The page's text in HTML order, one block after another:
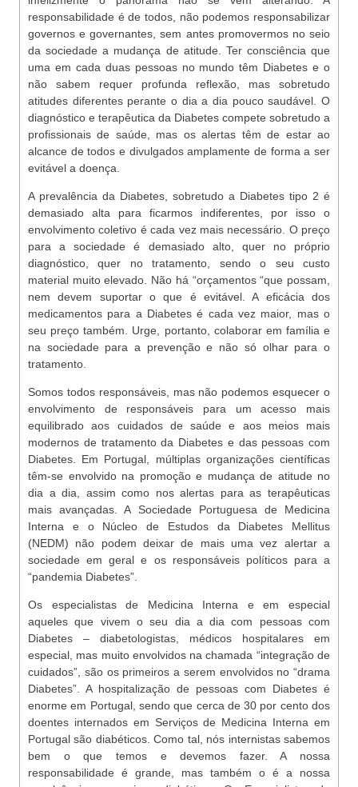
responsabilidade é de todos, não podemos responsabilizar
governos e governantes, sem antes promovermos no seio
da sociedade a mudança de atitude. Ter consciência que
uma em cada duas pessoas no mundo têm Diabetes e o
não sabem requer profunda reflexão, mas sobretudo
atitudes diferentes perante o dia a dia pouco saudável. O
diagnóstico e terapêutica da Diabetes compete sobretudo a
profissionais de saúde, mas os alertas têm de estar ao
alcance de todos e divulgados amplamente de forma a ser
evitável a doença.
A prevalência da Diabetes, sobretudo a Diabetes tipo 2 é
demasiado alta para ficarmos indiferentes, por isso o
envolvimento coletivo é cada vez mais necessário. O preço
para a sociedade é demasiado alto, quer no próprio
diagnóstico, quer no tratamento, sendo o seu custo
material muito elevado. Não há “orçamentos “que possam,
nem devem suportar o que é evitável. A eficácia dos
medicamentos para a Diabetes é cada vez maior, mas o
seu preço também. Urge, portanto, colaborar em família e
na sociedade para a prevenção e não só olhar para o
tratamento.
Somos todos responsáveis, mas não podemos esquecer o
envolvimento de responsáveis para um acesso mais
equilibrado aos cuidados de saúde e aos meios mais
modernos de tratamento da Diabetes e das pessoas com
Diabetes. Em Portugal, múltiplas organizações científicas
têm-se envolvido na promoção e mudança de atitude no
dia a dia, assim como nos alertas para as terapêuticas
mais avançadas. A Sociedade Portuguesa de Medicina
Interna e o Núcleo de Estudos da Diabetes Mellitus
(NEDM) não podem deixar de mais uma vez alertar a
sociedade em geral e os responsáveis políticos para a
“pandemia Diabetes”.
Os especialistas de Medicina Interna e em especial
aqueles que vivem o seu dia a dia com pessoas com
Diabetes – diabetologistas, médicos hospitalares em
especial, mas muito envolvidos na chamada “integração de
cuidados”, são os primeiros a serem envolvidos no “drama
Diabetes”. A hospitalização de pessoas com Diabetes é
enorme em Portugal, sendo que cerca de 30 por cento dos
doentes internados em Serviços de Medicina Interna em
Portugal são diabéticos. Como tal, nós internistas sabemos
bem o que temos e devemos fazer. A nossa
responsabilidade é grande, mas também o é a nossa